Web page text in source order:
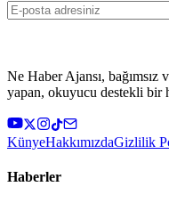
Ne Haber Ajansı,
yapan, okuyucu destekli bir
KünyeHakkımızdaGizlilik
Haberler